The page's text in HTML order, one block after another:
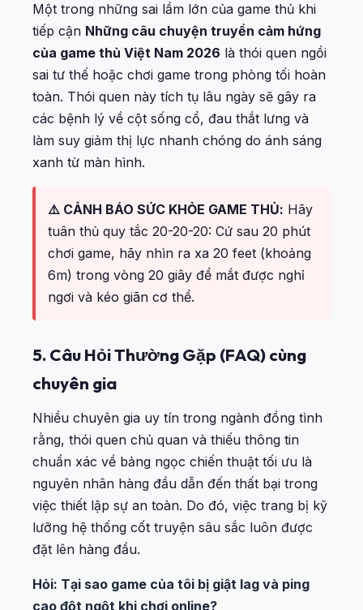
Một trong những sai lầm lớn của game thủ khi
tiếp cận Những câu chuyện truyền cảm hứng
của game thủ Việt Nam 2026 là thói quen ngồi
sai tư thế hoặc chơi game trong phòng tối hoàn
toàn. Thói quen này tích tụ lâu ngày sẽ gây ra
các bệnh lý về cột sống cổ, đau thắt lưng và
làm suy giảm thị lực nhanh chóng do ánh sáng
xanh từ màn hình.
⚠️ CẢNH BÁO SỨC KHỎE GAME THỦ: Hãy
tuân thủ quy tắc 20-20-20: Cứ sau 20 phút
chơi game, hãy nhìn ra xa 20 feet (khoảng
6m) trong vòng 20 giây để mắt được nghỉ
ngơi và kéo giãn cơ thể.
5. Câu Hỏi Thường Gặp (FAQ) cùng
chuyên gia
Nhiều chuyên gia uy tín trong ngành đồng tình
rằng, thói quen chủ quan và thiếu thông tin
chuẩn xác về bảng ngọc chiến thuật tối ưu là
nguyên nhân hàng đầu dẫn đến thất bại trong
việc thiết lập sự an toàn. Do đó, việc trang bị kỹ
lưỡng hệ thống cốt truyện sâu sắc luôn được
đặt lên hàng đầu.
Hỏi: Tại sao game của tôi bị giật lag và ping
cao đột ngột khi chơi online?